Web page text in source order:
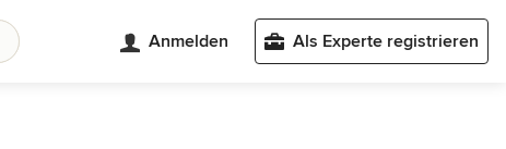
Anmelden Als Experte registrieren